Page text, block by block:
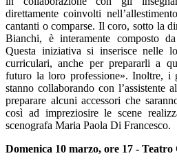
direttamente coinvolti
cantanti o comparse. Il coro, sotto la
Bianchi, è interamente composto
Questa iniziativa si inserisce nelle
curriculari, anche per prepararli a
futuro la loro professione». Inoltre, i
stanno collaborando con l’assistente
preparare alcuni accessori che
così ad impreziosire le scene
scenografa Maria Paola Di Francesco.
Domenica 10 marzo, ore 17 - Teatro